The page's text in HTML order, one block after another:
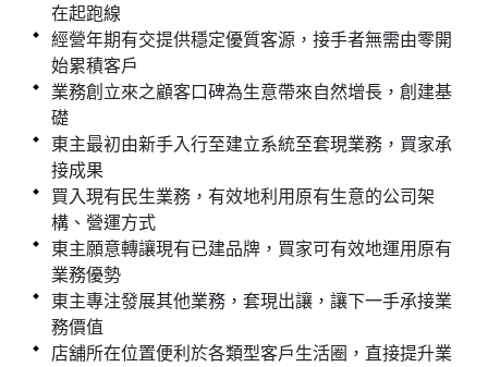
在起跑線
經營年期有交提供穩定優質客源，接手者無需由零開
始累積客戶
業務創立來之顧客口碑為生意帶來自然增長，創建基
礎
東主最初由新手入行至建立系統至套現業務，買家承
接成果
買入現有民生業務，有效地利用原有生意的公司架
構、營運方式
東主願意轉讓現有已建品牌，買家可有效地運用原有
業務優勢
東主專注發展其他業務，套現出讓，讓下一手承接業
務價值
店舖所在位置便利於各類型客戶生活圈，直接提升業